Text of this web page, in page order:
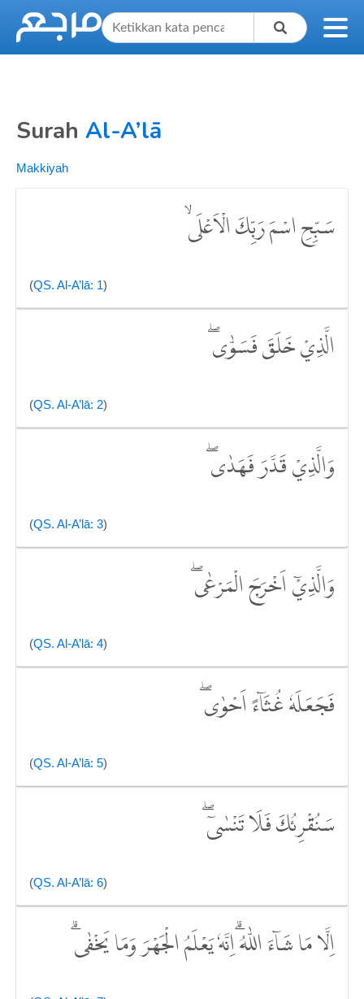
Surah Al-A’lā
Makkiyah
سَبِّحِ اسْمَ رَبِّكَ الْاَعْلَىۙ
(QS. Al-A’lā: 1)
الَّذِيْ خَلَقَ فَسَوّٰىۖ
(QS. Al-A’lā: 2)
وَالَّذِيْ قَدَّرَ فَهَدٰىۖ
(QS. Al-A’lā: 3)
وَالَّذِيْٓ اَخْرَجَ الْمَرْعٰىۖ
(QS. Al-A’lā: 4)
فَجَعَلَهٗ غُثَاۤءً اَحْوٰىۖ
(QS. Al-A’lā: 5)
سَنُقْرِئُكَ فَلَا تَنْسٰىٓ ۖ
(QS. Al-A’lā: 6)
اِلَّا مَا شَاۤءَ اللّٰهُ ۗاِنَّهٗ يَعْلَمُ الْجَهْرَ وَمَا يَخْفٰىۗ